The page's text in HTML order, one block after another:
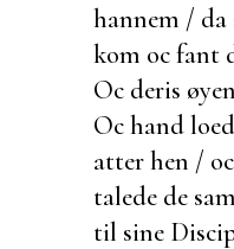
hannem /
kom oc fant
Oc deris
Oc hand
atter hen /
talede de
til sine